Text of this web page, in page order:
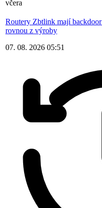
včera
Routery Zbtlink mají
rovnou z výroby
07. 08. 2026 05:51